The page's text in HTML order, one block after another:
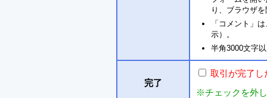
り、ブラウザ
「コメント」
示）。
半角3000文字
完了
取引が完了し
※チェックを外